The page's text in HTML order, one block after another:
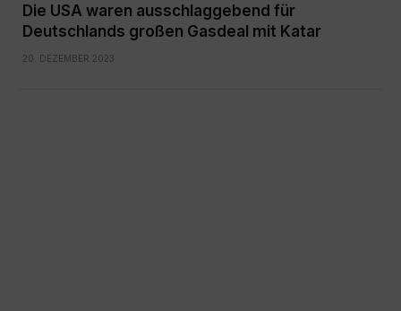
Die USA waren ausschlaggebend für
Deutschlands großen Gasdeal mit Katar
20. DEZEMBER 2023